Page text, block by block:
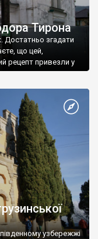
Тирона
Достатньо згадати
що цей,
рецепт привезли у
узбережжі